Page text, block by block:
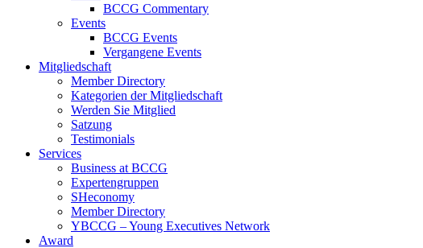
BCCG Commentary
Events
BCCG Events
Vergangene Events
Mitgliedschaft
Member Directory
Kategorien der Mitgliedschaft
Werden Sie Mitglied
Satzung
Testimonials
Services
Business at BCCG
Expertengruppen
SHeconomy
Member Directory
YBCCG – Young Executives Network
Award